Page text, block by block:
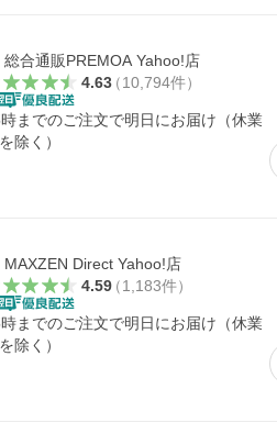
総合通販PREMOA Yahoo!店
4.63（10,794件）
までのご注文で明日にお届け（休業
除く）
MAXZEN Direct Yahoo!店
4.59（1,183件）
までのご注文で明日にお届け（休業
除く）